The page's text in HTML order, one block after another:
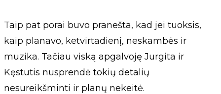
Taip pat porai buvo pranešta, kad jei tuoksis,
kaip planavo, ketvirtadienį, neskambės ir
muzika. Tačiau viską apgalvoję Jurgita ir
Kęstutis nusprendė tokių detalių
nesureikšminti ir planų nekeitė.